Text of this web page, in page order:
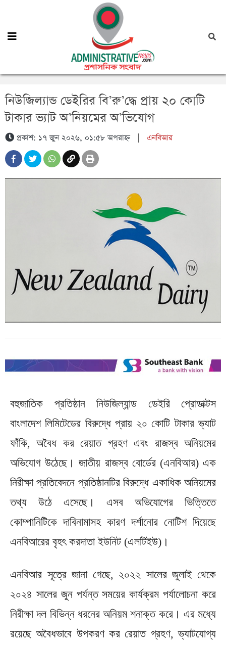
নিউজিল্যান্ড ডেইরির বি’রু’দ্ধে প্রায় ২০ কোটি
টাকার ভ্যাট অ’নিয়মের অ’ভিযোগ
প্রকাশ: ১৭ জুন ২০২৬, ০১:৫৮ অপরাহ্ন| এনবিআর
বহুজাতিক প্রতিষ্ঠান নিউজিল্যান্ড ডেইরি প্রোডাক্টস
বাংলাদেশ লিমিটেডের বিরুদ্ধে প্রায় ২০ কোটি টাকার ভ্যাট
ফাঁকি, অবৈধ কর রেয়াত গ্রহণ এবং রাজস্ব অনিয়মের
অভিযোগ উঠেছে। জাতীয় রাজস্ব বোর্ডের (এনবিআর) এক
নিরীক্ষা প্রতিবেদনে প্রতিষ্ঠানটির বিরুদ্ধে একাধিক অনিয়মের
তথ্য উঠে এসেছে। এসব অভিযোগের ভিত্তিতে
কোম্পানিটিকে দাবিনামাসহ কারণ দর্শানোর নোটিশ দিয়েছে
এনবিআরের বৃহৎ করদাতা ইউনিট (এলটিইউ)।
এনবিআর সূত্রে জানা গেছে, ২০২২ সালের জুলাই থেকে
২০২৪ সালের জুন পর্যন্ত সময়ের কার্যক্রম পর্যালোচনা করে
নিরীক্ষা দল বিভিন্ন ধরনের অনিয়ম শনাক্ত করে। এর মধ্যে
রয়েছে অবৈধভাবে উপকরণ কর রেয়াত গ্রহণ, ভ্যাটযোগ্য